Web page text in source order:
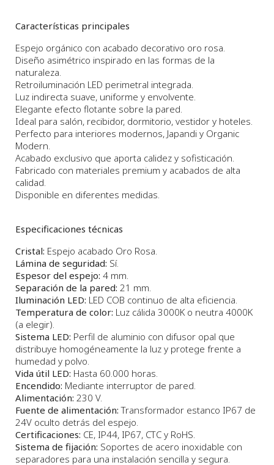
Características principales
Espejo orgánico con acabado decorativo oro rosa.
Diseño asimétrico inspirado en las formas de la
naturaleza.
Retroiluminación LED perimetral integrada.
Luz indirecta suave, uniforme y envolvente.
Elegante efecto flotante sobre la pared.
Ideal para salón, recibidor, dormitorio, vestidor y hoteles.
Perfecto para interiores modernos, Japandi y Organic
Modern.
Acabado exclusivo que aporta calidez y sofisticación.
Fabricado con materiales premium y acabados de alta
calidad.
Disponible en diferentes medidas.
Especificaciones técnicas
Cristal: Espejo acabado Oro Rosa.
Lámina de seguridad: Sí.
Espesor del espejo: 4 mm.
Separación de la pared: 21 mm.
Iluminación LED: LED COB continuo de alta eficiencia.
Temperatura de color: Luz cálida 3000K o neutra 4000K
(a elegir).
Sistema LED: Perfil de aluminio con difusor opal que
distribuye homogéneamente la luz y protege frente a
humedad y polvo.
Vida útil LED: Hasta 60.000 horas.
Encendido: Mediante interruptor de pared.
Alimentación: 230 V.
Fuente de alimentación: Transformador estanco IP67 de
24V oculto detrás del espejo.
Certificaciones: CE, IP44, IP67, CTC y RoHS.
Sistema de fijación: Soportes de acero inoxidable con
separadores para una instalación sencilla y segura.